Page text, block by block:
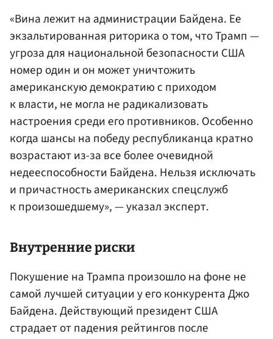
«Вина лежит на администрации Байдена. Ее
экзальтированная риторика о том, что Трамп —
угроза для национальной безопасности США
номер один и он может уничтожить
американскую демократию с приходом
к власти, не могла не радикализовать
настроения среди его противников. Особенно
когда шансы на победу республиканца кратно
возрастают из-за все более очевидной
недееспособности Байдена. Нельзя исключать
и причастность американских спецслужб
к произошедшему», — указал эксперт.
Внутренние риски
Покушение на Трампа произошло на фоне не
самой лучшей ситуации у его конкурента Джо
Байдена. Действующий президент США
страдает от падения рейтингов после